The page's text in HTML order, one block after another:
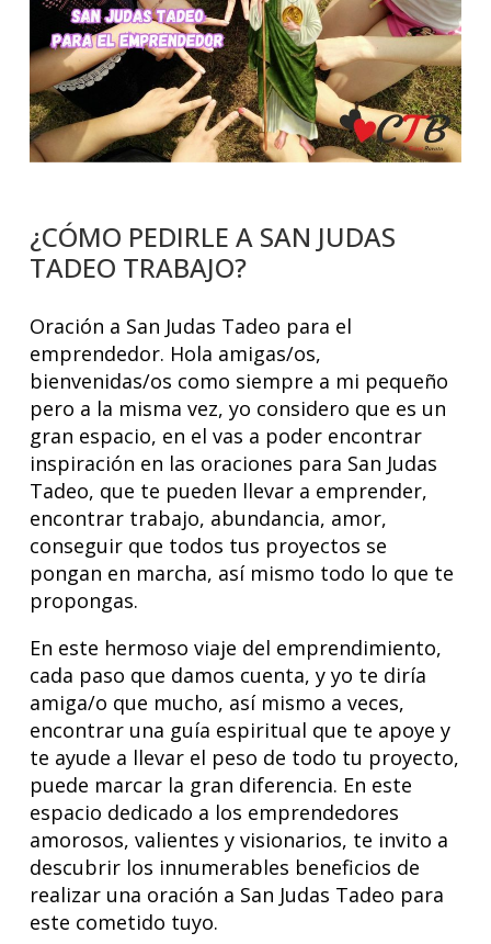
¿CÓMO PEDIRLE A SAN JUDAS
TADEO TRABAJO?
Oración a San Judas Tadeo para el
emprendedor. Hola amigas/os,
bienvenidas/os como siempre a mi pequeño
pero a la misma vez, yo considero que es un
gran espacio, en el vas a poder encontrar
inspiración en las oraciones para San Judas
Tadeo, que te pueden llevar a emprender,
encontrar trabajo, abundancia, amor,
conseguir que todos tus proyectos se
pongan en marcha, así mismo todo lo que te
propongas.
En este hermoso viaje del emprendimiento,
cada paso que damos cuenta, y yo te diría
amiga/o que mucho, así mismo a veces,
encontrar una guía espiritual que te apoye y
te ayude a llevar el peso de todo tu proyecto,
puede marcar la gran diferencia. En este
espacio dedicado a los emprendedores
amorosos, valientes y visionarios, te invito a
descubrir los innumerables beneficios de
realizar una oración a San Judas Tadeo para
este cometido tuyo.